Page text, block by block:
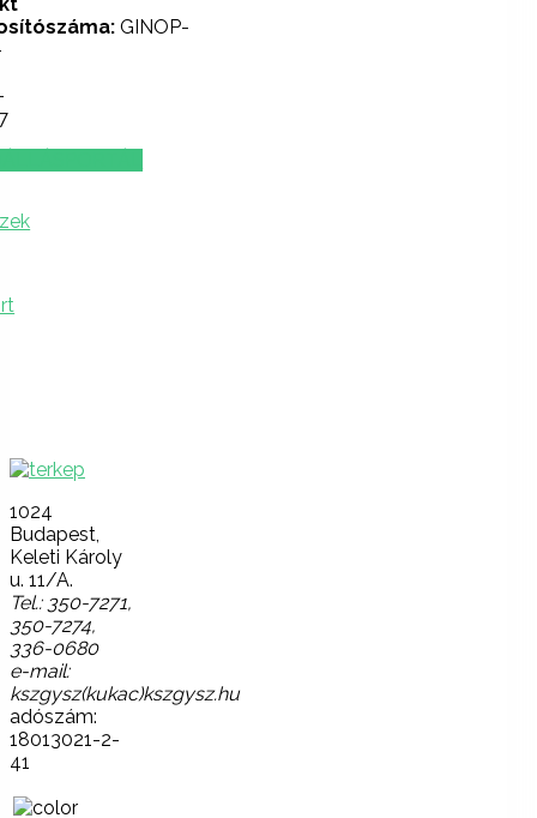
GINOP-
1024
Budapest,
Keleti Károly
u. 11/A.
Tel.: 350-7271,
350-7274,
336-0680
e-mail:
kszgysz(kukac)kszgysz.hu
adószám:
18013021-2-
41